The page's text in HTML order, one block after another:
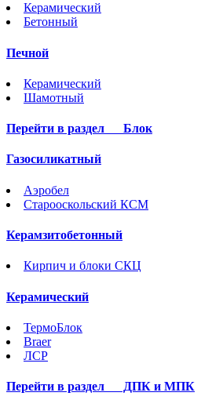
Керамический
Бетонный
Печной
Керамический
Шамотный
Перейти в раздел Блок
Газосиликатный
Аэробел
Старооскольский КСМ
Керамзитобетонный
Кирпич и блоки СКЦ
Керамический
ТермоБлок
Braer
ЛСР
Перейти в раздел ДПК и МПК